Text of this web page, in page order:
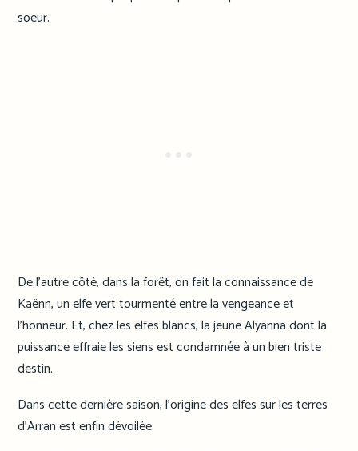
soeur.
De l’autre côté, dans la forêt, on fait la connaissance de
Kaënn, un elfe vert tourmenté entre la vengeance et
l’honneur. Et, chez les elfes blancs, la jeune Alyanna dont la
puissance effraie les siens est condamnée à un bien triste
destin.
Dans cette dernière saison, l’origine des elfes sur les terres
d’Arran est enfin dévoilée.